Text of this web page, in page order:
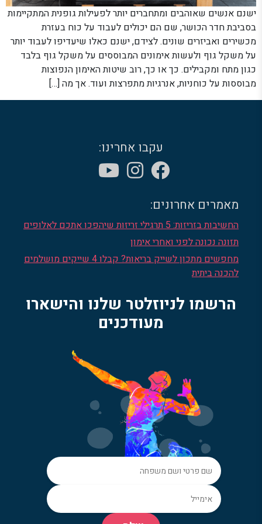
ישנם אנשים שאוהבים ומתחברים יותר לפעילות גופנית המתקיימות
בסביבת חדר הכושר, שם הם יכולים לעבוד על כוח בעזרת
מכשירים ואביזרים שונים. לצידם, ישנם כאלו שיעדיפו לעבוד יותר
על משקל גוף ולעשות אימונים המבוססים על משקל גוף בלבד
כגון מתח ומקבילים. כך או כך, רוב שיטות האימון הנפוצות
מבוססות על כוחניות, אנרגיות מתפרצות ועוד. אך מה […]
עקבו אחרינו:
מאמרים אחרונים:
החשיבות בזריזות: 5 תרגילי זריזות שיהפכו אתכם לאלופים
תזונה נכונה לפני ואחרי אימון
מחפשים מתכון לשייק בריאות? קבלו 4 שייקים מושלמים
להכנה ביתית
הרשמו לניוזלטר שלנו והישארו
מעודכנים